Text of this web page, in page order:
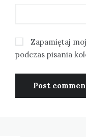
Zapamiętaj
podczas pisania